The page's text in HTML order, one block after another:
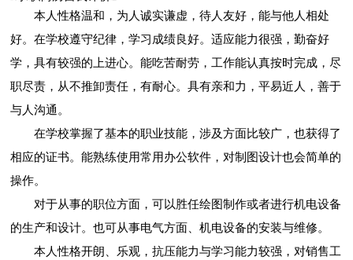
本人性格温和，为人诚实谦虚，待人友好，能与他人相处
好。在学校遵守纪律，学习成绩良好。适应能力很强，勤奋好
学，具有较强的上进心。能吃苦耐劳，工作能认真按时完成，尽
职尽责，从不推卸责任，有耐心。具有亲和力，平易近人，善于
与人沟通。
在学校掌握了基本的职业技能，涉及方面比较广，也获得了
相应的证书。能熟练使用常用办公软件，对制图设计也会简单的
操作。
对于从事的职位方面，可以胜任绘图制作或者进行机电设备
的生产和设计。也可从事电气方面、机电设备的安装与维修。
本人性格开朗、乐观，抗压能力与学习能力较强，对销售工